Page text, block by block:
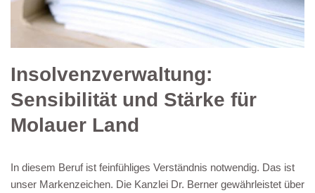
Insolvenzverwaltung:
Sensibilität und Stärke für
Molauer Land
In diesem Beruf ist feinfühliges Verständnis notwendig. Das ist
unser Markenzeichen. Die Kanzlei Dr. Berner gewährleistet über